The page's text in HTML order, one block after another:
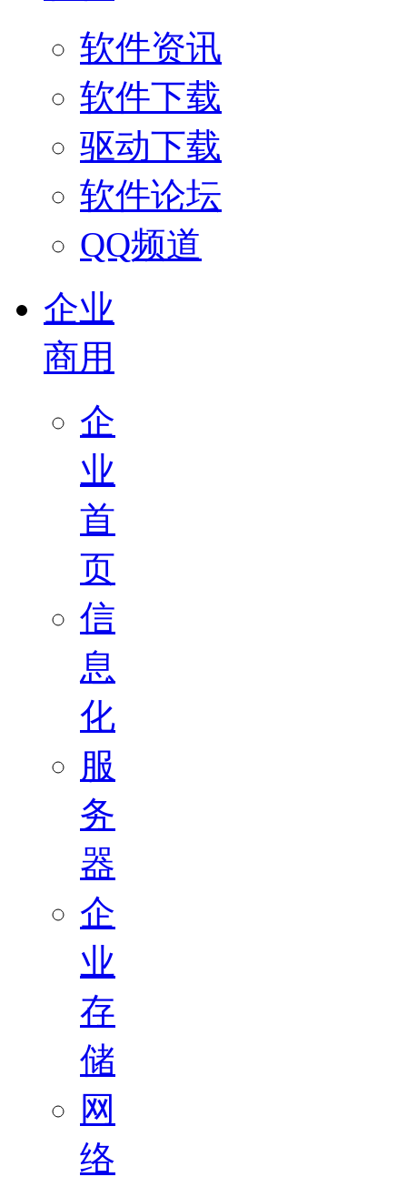
软件资讯
软件下载
驱动下载
软件论坛
QQ频道
企业
商用
企
业
首
页
信
息
化
服
务
器
企
业
存
储
网
络